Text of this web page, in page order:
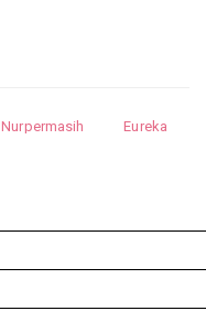
Nurpermasih
Eureka